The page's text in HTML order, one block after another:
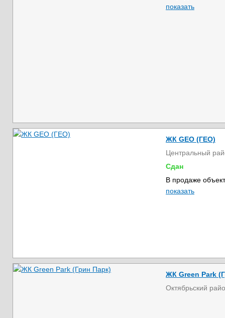
показать
ЖК GEO (ГЕО)
Центральный
Сдан
В продаже
показать
ЖК Green Park
Октябрьский